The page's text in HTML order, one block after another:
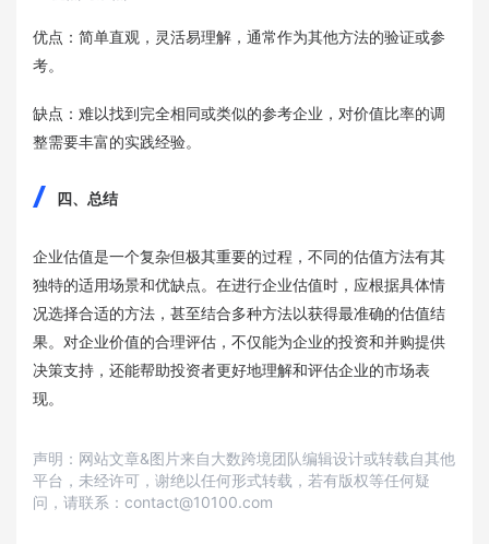
优点：简单直观，灵活易理解，通常作为其他方法的验证或参
考。
缺点：难以找到完全相同或类似的参考企业，对价值比率的调
整需要丰富的实践经验。
四、总结
企业估值是一个复杂但极其重要的过程，不同的估值方法有其
独特的适用场景和优缺点。在进行企业估值时，应根据具体情
况选择合适的方法，甚至结合多种方法以获得最准确的估值结
果。对企业价值的合理评估，不仅能为企业的投资和并购提供
决策支持，还能帮助投资者更好地理解和评估企业的市场表
现。
声明：网站文章&图片来自大数跨境团队编辑设计或转载自其他
平台，未经许可，谢绝以任何形式转载，若有版权等任何疑
问，请联系：contact@10100.com